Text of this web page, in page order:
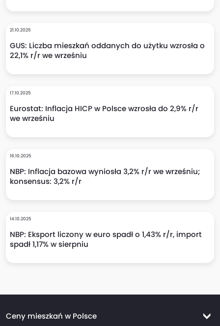
21.10.2025
GUS: Liczba mieszkań oddanych do użytku wzrosła o
22,1% r/r we wrześniu
17.10.2025
Eurostat: Inflacja HICP w Polsce wzrosła do 2,9% r/r
we wrześniu
16.10.2025
NBP: Inflacja bazowa wyniosła 3,2% r/r we wrześniu;
konsensus: 3,2% r/r
14.10.2025
NBP: Eksport liczony w euro spadł o 1,43% r/r, import
spadł 1,17% w sierpniu
Ceny mieszkań w Polsce